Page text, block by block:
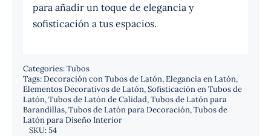
para añadir un toque de elegancia y
sofisticación a tus espacios.
Categories:Tubos
Tags:Decoración con Tubos de Latón,Elegancia en Latón,
Elementos Decorativos de Latón,Sofisticación en Tubos de
Latón,Tubos de Latón de Calidad,Tubos de Latón para
Barandillas,Tubos de Latón para Decoración,Tubos de
Latón para Diseño Interior
SKU:54